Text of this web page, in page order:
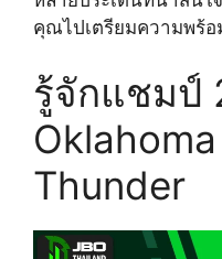
คุณไปเตรียมความพร้อ
รู้จักแชมป์
Thunder